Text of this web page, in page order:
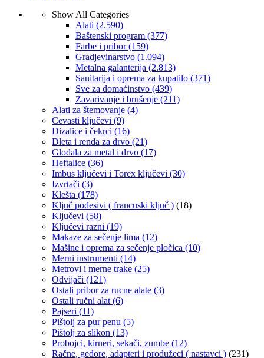
Show All Categories
Alati (2.590)
Baštenski program (377)
Farbe i pribor(159)
Gradjevinarstvo (1.094)
Metalna galanterija (2.813)
Sanitarija i oprema za kupatilo (371)
Sve za domaćinstvo (439)
Zavarivanje i brušenje (211)
Alati za štemovanje (4)
Cevasti ključevi (9)
Dizalice i čekrci (16)
Dleta i renda za drvo (21)
Glodala za metal i drvo (17)
Heftalice (36)
Imbus ključevi i Torex ključevi (30)
Izvrtači (3)
Klešta (178)
Ključ podesivi ( francuski ključ ) (18)
Ključevi (58)
Ključevi razni (19)
Makaze za sečenje lima (12)
Mašine i oprema za sečenje pločica (10)
Merni instrumenti (14)
Metrovi i merne trake (25)
Odvijači (121)
Ostali pribor za rucne alate (3)
Ostali ručni alat (6)
Pajseri (11)
Pištolj za pur penu (5)
Pištolj za slikon (13)
Probojci, kirneri, sekači, zumbe (12)
Račne, gedore, adapteri i produžeci ( nastavci ) (231)